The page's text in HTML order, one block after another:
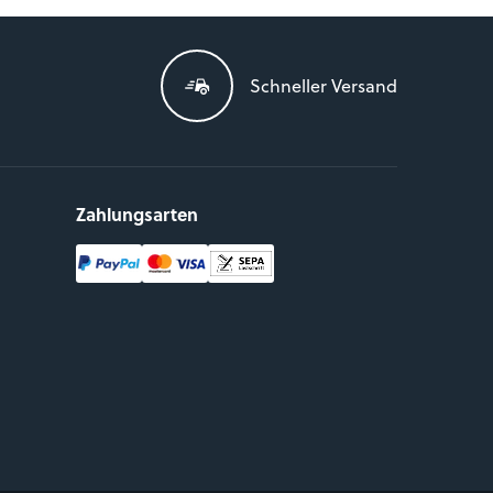
Schneller Versand
Zahlungsarten